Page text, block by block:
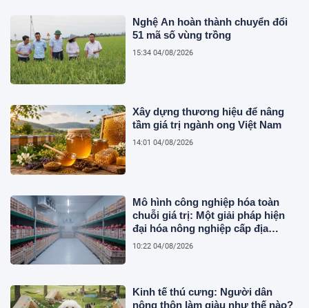
Nghệ An hoàn thành chuyển đổi
51 mã số vùng trồng
15:34 04/08/2026
Xây dựng thương hiệu để nâng
tầm giá trị ngành ong Việt Nam
14:01 04/08/2026
Mô hình công nghiệp hóa toàn
chuỗi giá trị: Một giải pháp hiện
đại hóa nông nghiệp cấp địa
phương tại Việt Nam
10:22 04/08/2026
Kinh tế thú cưng: Người dân
nông thôn làm giàu như thế nào?